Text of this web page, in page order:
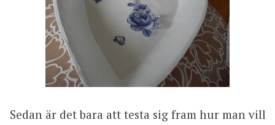
Sedan är det bara att testa sig fram hur man vill